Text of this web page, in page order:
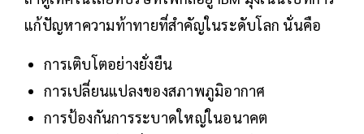
แก้ปัญหาความท้าทายที่สำคัญในระดับโลก นั่นคือ
การเติบโตอย่างยั่งยืน
การเปลี่ยนแปลงของสภาพภูมิอากาศ
การป้องกันการระบาดใหญ่ในอนาคต